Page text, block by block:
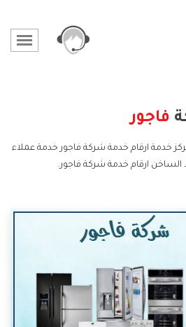
فاجور
خدمة ارقام خدمة شركة فاجور خدمة عملاء
الساخن ارقام خدمة شركة فاجور.